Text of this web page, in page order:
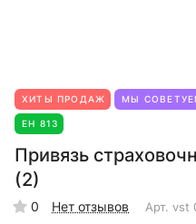
ХИТЫ ПРОДАЖ МЫ
ЕН 813
Привязь
(2)
0 Нет отзывов Арт. vst